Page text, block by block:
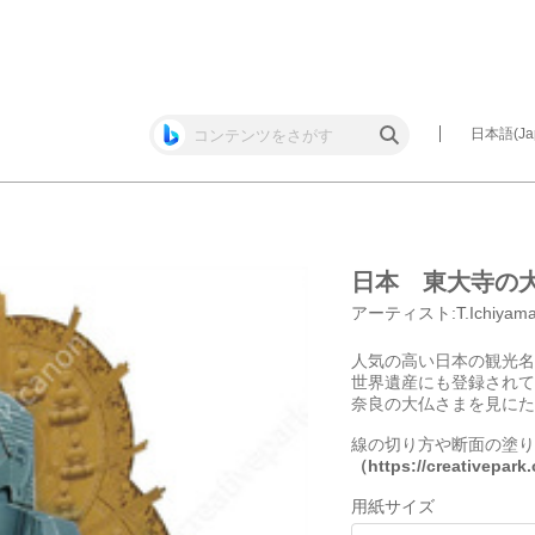
日本語
日本 東大寺の
アーティスト:
人気の高い日本の観光
世界遺産にも登録され
奈良の大仏さまを見に
線の切り方や断面の塗
（https://
用紙サイズ